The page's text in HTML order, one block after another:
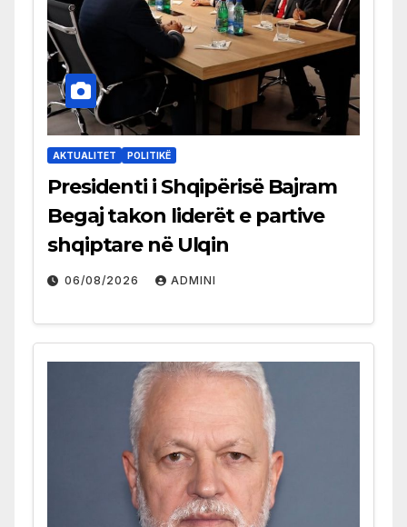
AKTUALITET POLITIKË
Presidenti i Shqipërisë Bajram
Begaj takon liderët e partive
shqiptare në Ulqin
06/08/2026 ADMINI